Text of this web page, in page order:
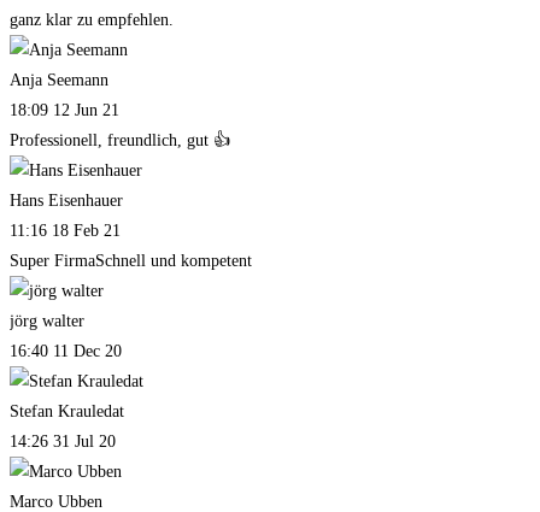
ganz klar zu empfehlen.
Anja Seemann
18:09 12 Jun 21
Professionell, freundlich, gut 👍
Hans Eisenhauer
11:16 18 Feb 21
Super FirmaSchnell und kompetent
jörg walter
16:40 11 Dec 20
Stefan Krauledat
14:26 31 Jul 20
Marco Ubben